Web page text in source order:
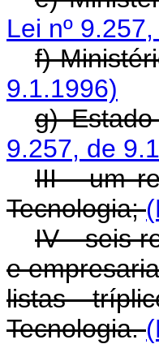
Lei nº
f)
9.1.1996)
g)
9.257, de
III - um
Tecnologia;
IV - seis
e
listas
Tecnologia.